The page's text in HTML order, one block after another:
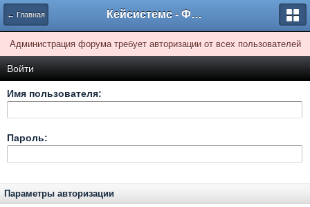
← Главная Кейсистемс - Форумы
Администрация форума требует авторизации от всех пользователей
Войти
Имя пользователя:
Пароль:
Параметры авторизации